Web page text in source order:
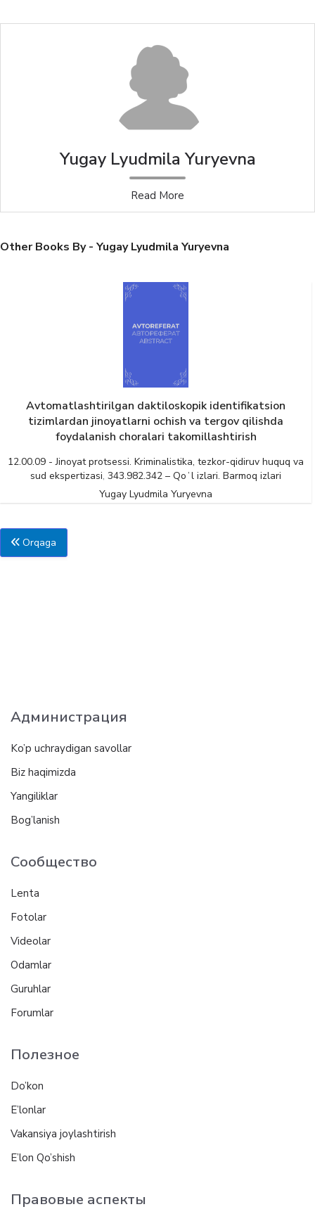
Yugay Lyudmila Yuryevna
Read More
Other Books By - Yugay Lyudmila Yuryevna
Avtomatlashtirilgan daktiloskopik identifikatsion
tizimlardan jinoyatlarni ochish va tergov qilishda
foydalanish choralari takomillashtirish
12.00.09 - Jinoyat protsessi. Kriminalistika, tezkor-qidiruv huquq va
sud ekspertizasi, 343.982.342 – Qoʻl izlari. Barmoq izlari
Yugay Lyudmila Yuryevna
Orqaga
Администрация
Ko’p uchraydigan savollar
Biz haqimizda
Yangiliklar
Bog’lanish
Сообщество
Lenta
Fotolar
Videolar
Odamlar
Guruhlar
Forumlar
Полезное
Do’kon
E’lonlar
Vakansiya joylashtirish
E’lon Qo’shish
Правовые аспекты